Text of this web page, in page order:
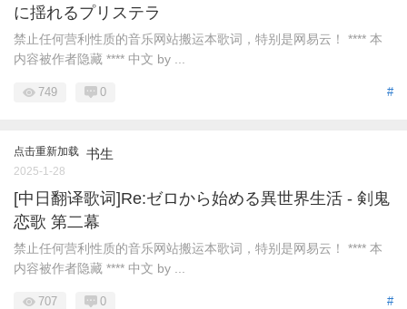
に揺れるプリステラ
禁止任何营利性质的音乐网站搬运本歌词，特别是网易云！ **** 本
内容被作者隐藏 **** 中文 by ...
#
749 0
点击重新加载 书生
2025-1-28
[中日翻译歌词]Re:ゼロから始める異世界生活 - 剣鬼
恋歌 第二幕
禁止任何营利性质的音乐网站搬运本歌词，特别是网易云！ **** 本
内容被作者隐藏 **** 中文 by ...
#
707 0